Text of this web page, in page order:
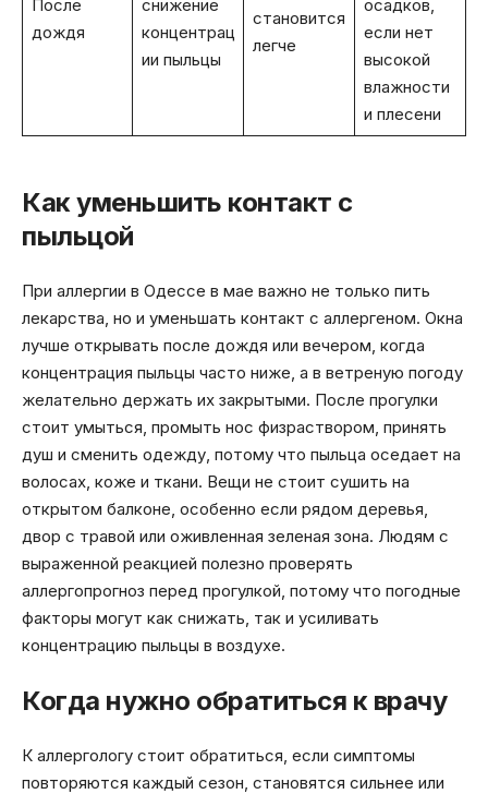
После
дождя
снижение
концентрац
ии пыльцы
становится
легче
осадков,
если нет
высокой
влажности
и плесени
Как уменьшить контакт с
пыльцой
При аллергии в Одессе в мае важно не только пить
лекарства, но и уменьшать контакт с аллергеном. Окна
лучше открывать после дождя или вечером, когда
концентрация пыльцы часто ниже, а в ветреную погоду
желательно держать их закрытыми. После прогулки
стоит умыться, промыть нос физраствором, принять
душ и сменить одежду, потому что пыльца оседает на
волосах, коже и ткани. Вещи не стоит сушить на
открытом балконе, особенно если рядом деревья,
двор с травой или оживленная зеленая зона. Людям с
выраженной реакцией полезно проверять
аллергопрогноз перед прогулкой, потому что погодные
факторы могут как снижать, так и усиливать
концентрацию пыльцы в воздухе.
Когда нужно обратиться к врачу
К аллергологу стоит обратиться, если симптомы
повторяются каждый сезон, становятся сильнее или